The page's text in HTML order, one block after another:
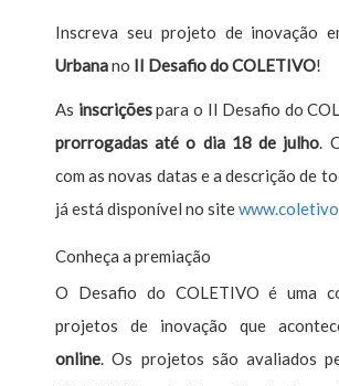
Inscreva seu projeto de inovação
Urbanano II Desafio do COLETIVO!
As inscriçõespara o II Desafio do
prorrogadas até o dia 18 de julho.
com as novas datas e a descrição de
já está disponível no site
Conheça a premiação
O Desafio do COLETIVO é uma
projetos de inovação que
online. Os projetos são avaliados